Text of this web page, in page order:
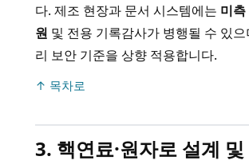
다. 제조 현장과 문서 시스템에는 미
원 및 전용 기록감사가 병행될 수 있으
리 보안 기준을 상향 적용합니다.
↑ 목차로
3. 핵연료·원자로 설계